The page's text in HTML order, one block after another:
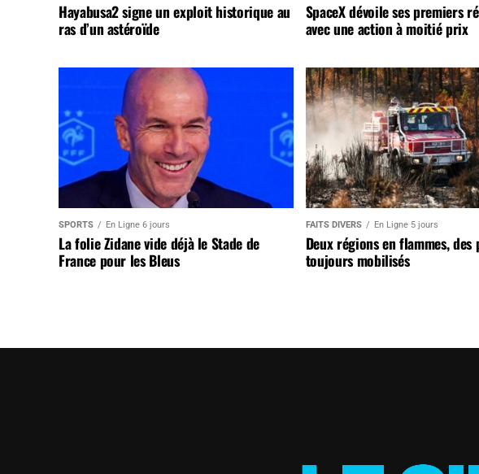
Hayabusa2 signe un exploit historique au
ras d’un astéroïde
SpaceX dévoile ses premiers
avec une action à moitié prix
SPORTS En Ligne 6 jours
La folie Zidane vide déjà le Stade de
France pour les Bleus
FAITS DIVERS En Ligne 5 jours
Deux régions en flammes, des
toujours mobilisés